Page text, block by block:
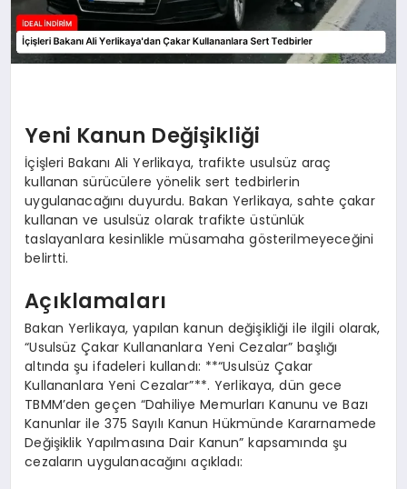
Yeni Kanun Değişikliği
İçişleri Bakanı Ali Yerlikaya, trafikte usulsüz araç
kullanan sürücülere yönelik sert tedbirlerin
uygulanacağını duyurdu. Bakan Yerlikaya, sahte çakar
kullanan ve usulsüz olarak trafikte üstünlük
taslayanlara kesinlikle müsamaha gösterilmeyeceğini
belirtti.
Açıklamaları
Bakan Yerlikaya, yapılan kanun değişikliği ile ilgili olarak,
“Usulsüz Çakar Kullananlara Yeni Cezalar” başlığı
altında şu ifadeleri kullandı: **“Usulsüz Çakar
Kullananlara Yeni Cezalar”**. Yerlikaya, dün gece
TBMM’den geçen “Dahiliye Memurları Kanunu ve Bazı
Kanunlar ile 375 Sayılı Kanun Hükmünde Kararnamede
Değişiklik Yapılmasına Dair Kanun” kapsamında şu
cezaların uygulanacağını açıkladı: